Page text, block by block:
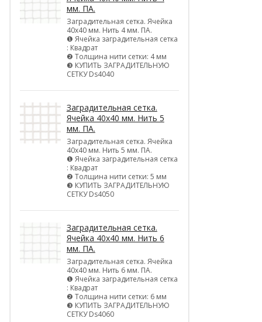
мм. ПА.
Заградительная сетка. Ячейка
40х40 мм. Нить 4 мм. ПА.
❶ Ячейка заградительная сетка
: Квадрат
❷ Толщина нити сетки: 4 мм
❸ КУПИТЬ ЗАГРАДИТЕЛЬНУЮ
СЕТКУ Ds4040
Заградительная сетка.
Ячейка 40х40 мм. Нить 5
мм. ПА.
Заградительная сетка. Ячейка
40х40 мм. Нить 5 мм. ПА.
❶ Ячейка заградительная сетка
: Квадрат
❷ Толщина нити сетки: 5 мм
❸ КУПИТЬ ЗАГРАДИТЕЛЬНУЮ
СЕТКУ Ds4050
Заградительная сетка.
Ячейка 40х40 мм. Нить 6
мм. ПА.
Заградительная сетка. Ячейка
40х40 мм. Нить 6 мм. ПА.
❶ Ячейка заградительная сетка
: Квадрат
❷ Толщина нити сетки: 6 мм
❸ КУПИТЬ ЗАГРАДИТЕЛЬНУЮ
СЕТКУ Ds4060